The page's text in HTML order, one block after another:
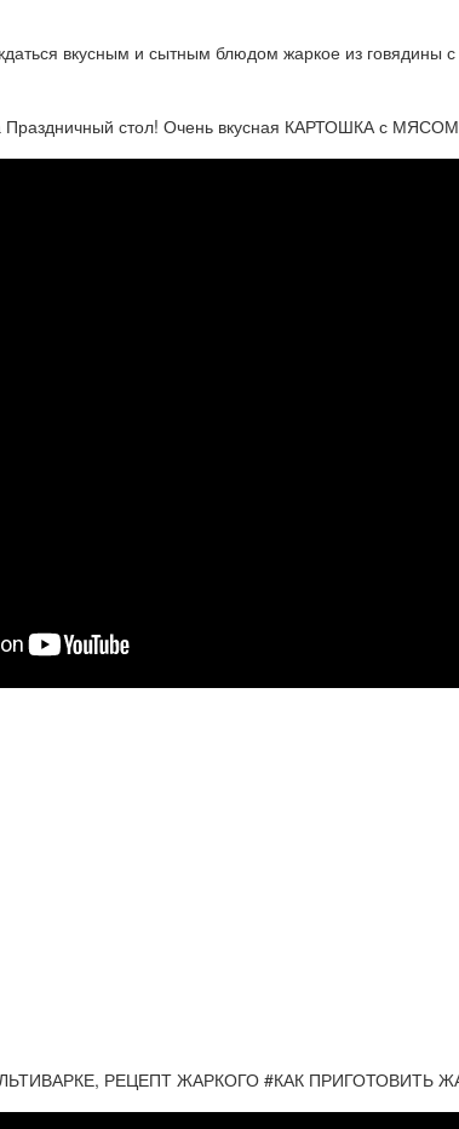
вкусным и сытным блюдом жаркое из говядины
стол! Очень вкусная КАРТОШКА с МЯСОМ
РЕЦЕПТ ЖАРКОГО #КАК ПРИГОТОВИТЬ